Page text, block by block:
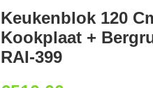
Keukenblok 120
Kookplaat +
RAI-399